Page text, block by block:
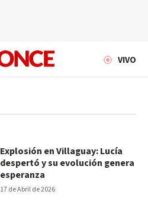
VIVO
17 de Abril de 2026
Explosión en Villaguay: Lucía
despertó y su evolución genera
esperanza